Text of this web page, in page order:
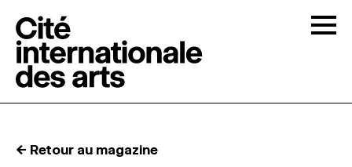
← Retour au magazine